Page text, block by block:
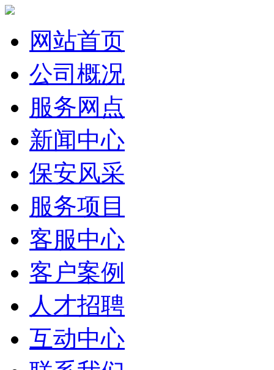
网站首页
公司概况
服务网点
新闻中心
保安风采
服务项目
客服中心
客户案例
人才招聘
互动中心